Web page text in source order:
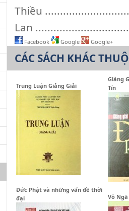
Thiều
Lan
Facebook Google Google+
CÁC SÁCH KHÁC
Trung Luận Giảng Giải
Giảng
Tín
Đức Phật và những vấn đề thời
đại
Vô